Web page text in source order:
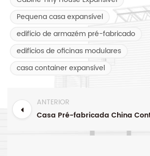
Pequena casa expansível
edifício de armazém pré-fabricado
edifícios de oficinas modulares
casa container expansível
ANTERIOR